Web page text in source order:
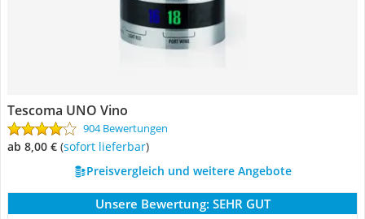
Tescoma UNO Vino
904 Bewertungen
ab 8,00 € ( Sofort lieferbar)
Preisvergleich und weitere Angebote
Unsere Bewertung: SEHR GUT